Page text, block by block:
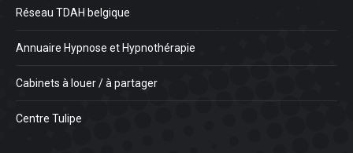
Réseau TDAH belgique
Annuaire Hypnose et Hypnothérapie
Cabinets à louer / à partager
Centre Tulipe